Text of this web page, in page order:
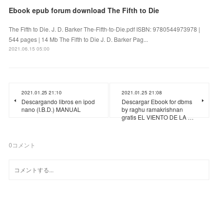
Ebook epub forum download The Fifth to Die
The Fifth to Die. J. D. Barker The-Fifth-to-Die.pdf ISBN: 9780544973978 |
544 pages | 14 Mb The Fifth to Die J. D. Barker Pag...
2021.06.15 05:00
2021.01.25 21:10
Descargando libros en ipod
nano (I.B.D.) MANUAL
2021.01.25 21:08
Descargar Ebook for dbms
by raghu ramakrishnan
gratis EL VIENTO DE LA …
0コメント